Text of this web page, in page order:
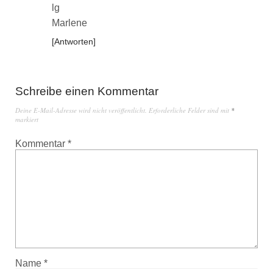
lg
Marlene
Antworten
Schreibe einen Kommentar
Deine E-Mail-Adresse wird nicht veröffentlicht. Erforderliche Felder sind mit *
markiert
Kommentar *
Name *